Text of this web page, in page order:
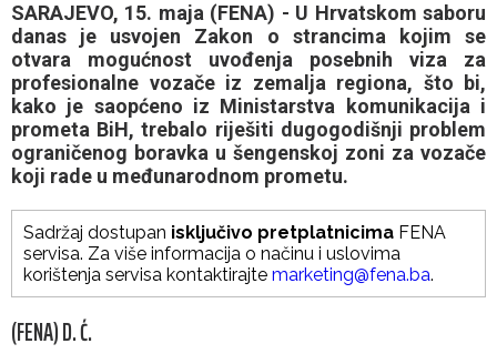
SARAJEVO, 15. maja (FENA) - U Hrvatskom saboru
danas je usvojen Zakon o strancima kojim se
otvara mogućnost uvođenja posebnih viza za
profesionalne vozače iz zemalja regiona, što bi,
kako je saopćeno iz Ministarstva komunikacija i
prometa BiH, trebalo riješiti dugogodišnji problem
ograničenog boravka u šengenskoj zoni za vozače
koji rade u međunarodnom prometu.
Sadržaj dostupan isključivo pretplatnicima FENA
servisa. Za više informacija o načinu i uslovima
korištenja servisa kontaktirajte marketing@fena.ba.
(FENA) D. Ć.